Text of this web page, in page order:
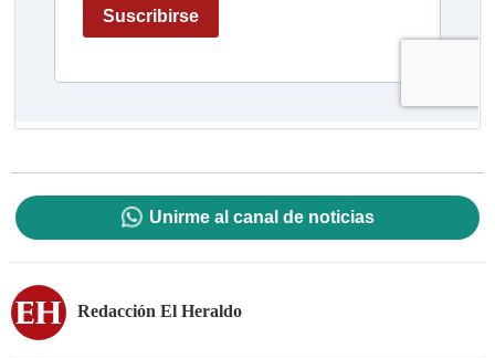
Unirme al canal de noticias
Redacción El Heraldo